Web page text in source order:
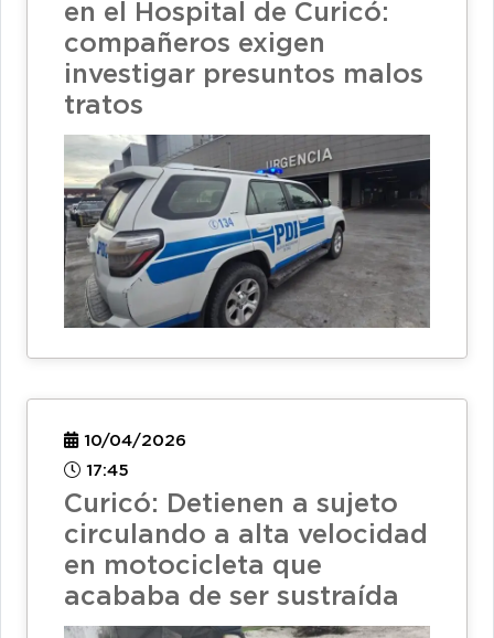
en el Hospital de Curicó:
compañeros exigen
investigar presuntos malos
tratos
10/04/2026
17:45
Curicó: Detienen a sujeto
circulando a alta velocidad
en motocicleta que
acababa de ser sustraída